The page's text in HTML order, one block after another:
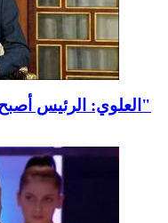
العلوي: الرئيس أصبح اِختصاصه "وعود متع سبيطارات"